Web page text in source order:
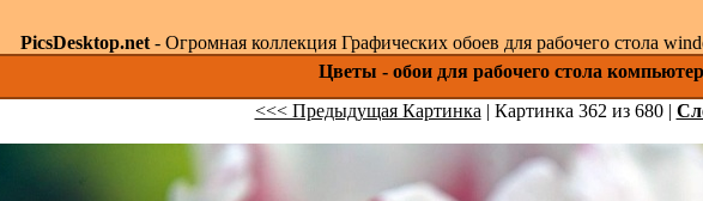
PicsDesktop.net- Огромная коллекция Графических обоев для рабочего стола
Цветы - обои для рабочего стола
<<< Предыдущая Картинка | Картинка 362 из 680 |